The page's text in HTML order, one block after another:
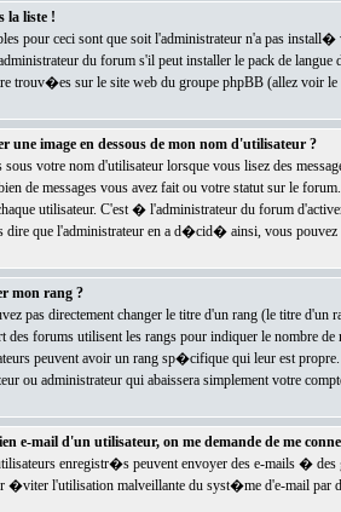
la liste !
pour ceci sont que soit l'administrateur n'a pas
du forum s'il peut installer le pack de
trouv�es sur le site web du groupe phpBB (allez voir le
une image en dessous de mon nom d'utilisateur ?
sous votre nom d'utilisateur lorsque vous lisez des
de messages vous avez fait ou votre statut sur le
utilisateur. C'est � l'administrateur du forum
dire que l'administrateur en a d�cid� ainsi, vous
mon rang ?
pas directement changer le titre d'un rang (le titre d'un
forums utilisent les rangs pour indiquer le nombre de
peuvent avoir un rang sp�cifique qui leur est
ou administrateur qui abaissera simplement votre
e-mail d'un utilisateur, on me demande de me
enregistr�s peuvent envoyer des e-mails �
l'utilisation malveillante du syst�me d'e-mail par